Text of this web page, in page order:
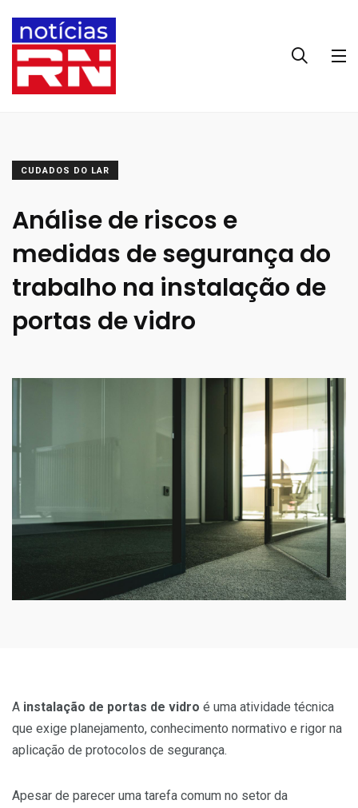
CUDADOS DO LAR
Análise de riscos e
medidas de segurança do
trabalho na instalação de
portas de vidro
A instalação de portas de vidro é uma atividade técnica
que exige planejamento, conhecimento normativo e rigor na
aplicação de protocolos de segurança.
Apesar de parecer uma tarefa comum no setor da